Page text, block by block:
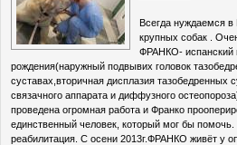
Всегда нуждаемся
крупных собак .
ФРАНКО- испанский
рождения(наружный подвывих головок
суставах,вторичная дисплазия тазобедренных
связачного аппарата и диффузного
проведена огромная работа и Франко
единственный человек, который мог бы помочь.
реабилитация. С осени 2013г.ФРАНКО живёт у